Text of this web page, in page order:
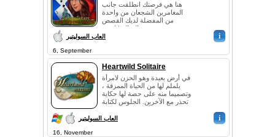
هنا هي فرصتك انطلقت جانب
المغامرين الشجعان من واحدة
من المفضلة لديك القصص
العاب السوليتير i
6, September
Heartwild Solitaire
في أرض بعيدة وهو الحزن لامرأة
يلملم لها من الحياة الممزقة ،
وتصميما منه على حصة لها حكاية
تحذر مع الآخرين. الجلوس لكتابة
العاب السوليتير i
16, November